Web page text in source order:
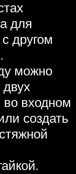
для
другом
можно
во входном
создать